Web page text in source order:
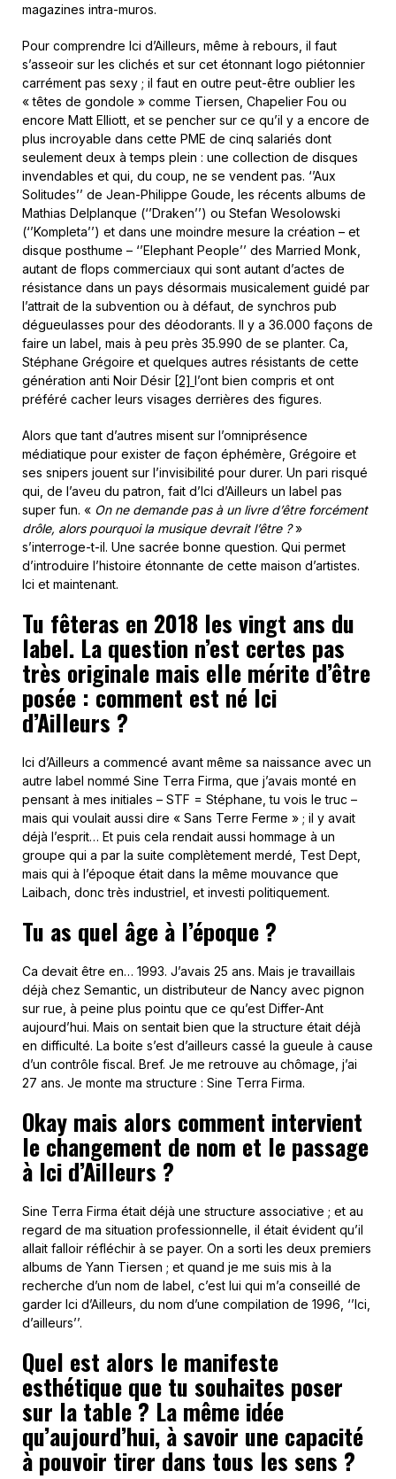
magazines intra-muros.
Pour comprendre Ici d’Ailleurs, même à rebours, il faut
s’asseoir sur les clichés et sur cet étonnant logo piétonnier
carrément pas sexy ; il faut en outre peut-être oublier les
« têtes de gondole » comme Tiersen, Chapelier Fou ou
encore Matt Elliott, et se pencher sur ce qu’il y a encore de
plus incroyable dans cette PME de cinq salariés dont
seulement deux à temps plein : une collection de disques
invendables et qui, du coup, ne se vendent pas. ‘’Aux
Solitudes’’ de Jean-Philippe Goude, les récents albums de
Mathias Delplanque (‘’Draken’’) ou Stefan Wesolowski
(‘’Kompleta’’) et dans une moindre mesure la création – et
disque posthume – ‘’Elephant People’’ des Married Monk,
autant de flops commerciaux qui sont autant d’actes de
résistance dans un pays désormais musicalement guidé par
l’attrait de la subvention ou à défaut, de synchros pub
dégueulasses pour des déodorants. Il y a 36.000 façons de
faire un label, mais à peu près 35.990 de se planter. Ca,
Stéphane Grégoire et quelques autres résistants de cette
génération anti Noir Désir [2] l’ont bien compris et ont
préféré cacher leurs visages derrières des figures.
Alors que tant d’autres misent sur l’omniprésence
médiatique pour exister de façon éphémère, Grégoire et
ses snipers jouent sur l’invisibilité pour durer. Un pari risqué
qui, de l’aveu du patron, fait d’Ici d’Ailleurs un label pas
super fun. « On ne demande pas à un livre d’être forcément
drôle, alors pourquoi la musique devrait l’être ?»
s’interroge-t-il. Une sacrée bonne question. Qui permet
d’introduire l’histoire étonnante de cette maison d’artistes.
Ici et maintenant.
Tu fêteras en 2018 les vingt ans du
label. La question n’est certes pas
très originale mais elle mérite d’être
posée : comment est né Ici
d’Ailleurs ?
Ici d’Ailleurs a commencé avant même sa naissance avec un
autre label nommé Sine Terra Firma, que j’avais monté en
pensant à mes initiales – STF = Stéphane, tu vois le truc –
mais qui voulait aussi dire « Sans Terre Ferme » ; il y avait
déjà l’esprit… Et puis cela rendait aussi hommage à un
groupe qui a par la suite complètement merdé, Test Dept,
mais qui à l’époque était dans la même mouvance que
Laibach, donc très industriel, et investi politiquement.
Tu as quel âge à l’époque ?
Ca devait être en… 1993. J’avais 25 ans. Mais je travaillais
déjà chez Semantic, un distributeur de Nancy avec pignon
sur rue, à peine plus pointu que ce qu’est Differ-Ant
aujourd’hui. Mais on sentait bien que la structure était déjà
en difficulté. La boite s’est d’ailleurs cassé la gueule à cause
d’un contrôle fiscal. Bref. Je me retrouve au chômage, j’ai
27 ans. Je monte ma structure : Sine Terra Firma.
Okay mais alors comment intervient
le changement de nom et le passage
à Ici d’Ailleurs ?
Sine Terra Firma était déjà une structure associative ; et au
regard de ma situation professionnelle, il était évident qu’il
allait falloir réfléchir à se payer. On a sorti les deux premiers
albums de Yann Tiersen ; et quand je me suis mis à la
recherche d’un nom de label, c’est lui qui m’a conseillé de
garder Ici d’Ailleurs, du nom d’une compilation de 1996, ‘’Ici,
d’ailleurs’’.
Quel est alors le manifeste
esthétique que tu souhaites poser
sur la table ? La même idée
qu’aujourd’hui, à savoir une capacité
à pouvoir tirer dans tous les sens ?